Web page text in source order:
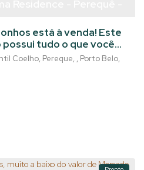
Coelho, Pereque , Porto Belo,
está à venda! Este
tudo o que você
conforto e praticidade.
reunir amigos e
organizar seus
perfeito para quem
útil de...